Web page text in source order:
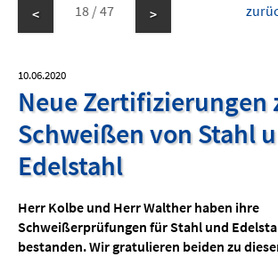
< 18 / 47 >
10.06.2020
Neue Zertifizierungen
Schweißen von Stahl
Edelstahl
Herr Kolbe und Herr Walther haben ihre
Schweißerprüfungen für Stahl und
bestanden. Wir gratulieren beiden zu